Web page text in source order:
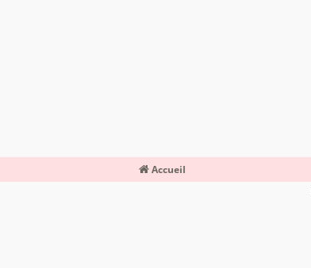
Accueil